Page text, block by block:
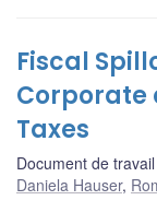
Fiscal
Corporate
Taxes
Document de
Daniela Hauser,